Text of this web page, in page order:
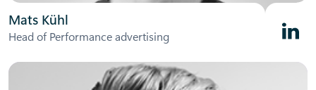
Mats Kühl
Head of Performance advertising